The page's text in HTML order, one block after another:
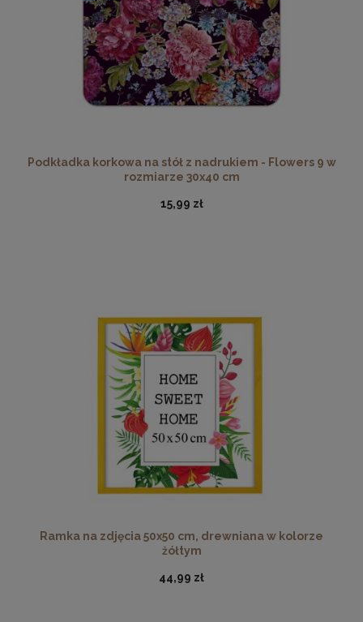
Ramka na zdjęcia 15 x 20 cm pomarańczowa, z
naturalnego drewna
14,49 zł
DO KOSZYKA
Twarda podkładka korkowa z nadrukiem w rozmiarze
15,99 zł
DO KOSZYKA
Podkładka korkowa na stół z nadrukiem - Flowers 9 w
rozmiarze 30x40 cm
15,99 zł
Ramka na zdjęcia 50x50 cm, drewniana w kolorze
żółtym
44,99 zł